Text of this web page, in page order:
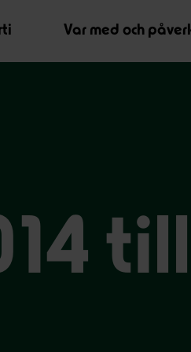
Var med och
till